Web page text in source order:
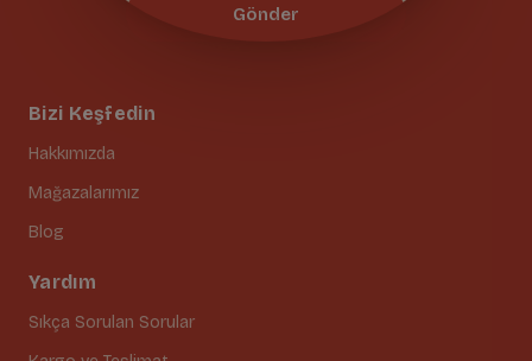
Bizi Keşfedin
Hakkımızda
Mağazalarımız
Blog
Yardım
Sıkça Sorulan Sorular
Gönder